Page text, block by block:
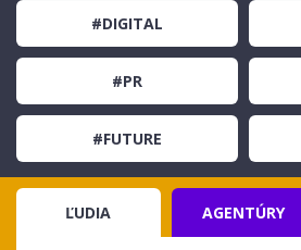
#DIGITAL
#PR
#FUTURE
ĽUDIA AGENTÚRY